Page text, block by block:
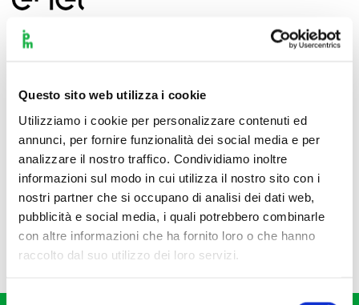
Questo sito web utilizza i cookie
Utilizziamo i cookie per personalizzare contenuti ed
annunci, per fornire funzionalità dei social media e per
analizzare il nostro traffico. Condividiamo inoltre
informazioni sul modo in cui utilizza il nostro sito con i
nostri partner che si occupano di analisi dei dati web,
pubblicità e social media, i quali potrebbero combinarle
con altre informazioni che ha fornito loro o che hanno
raccolto dal suo utilizzo dei loro servizi.